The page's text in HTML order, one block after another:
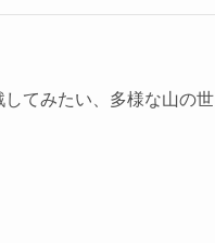
てみたい、多様な山の世